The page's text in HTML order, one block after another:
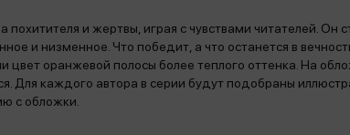
похитителя и жертвы, играя с чувствами читателей. Он
и низменное. Что победит, а что останется в
цвет оранжевой полосы более теплого оттенка. На
Для каждого автора в серии будут подобраны
с обложки.